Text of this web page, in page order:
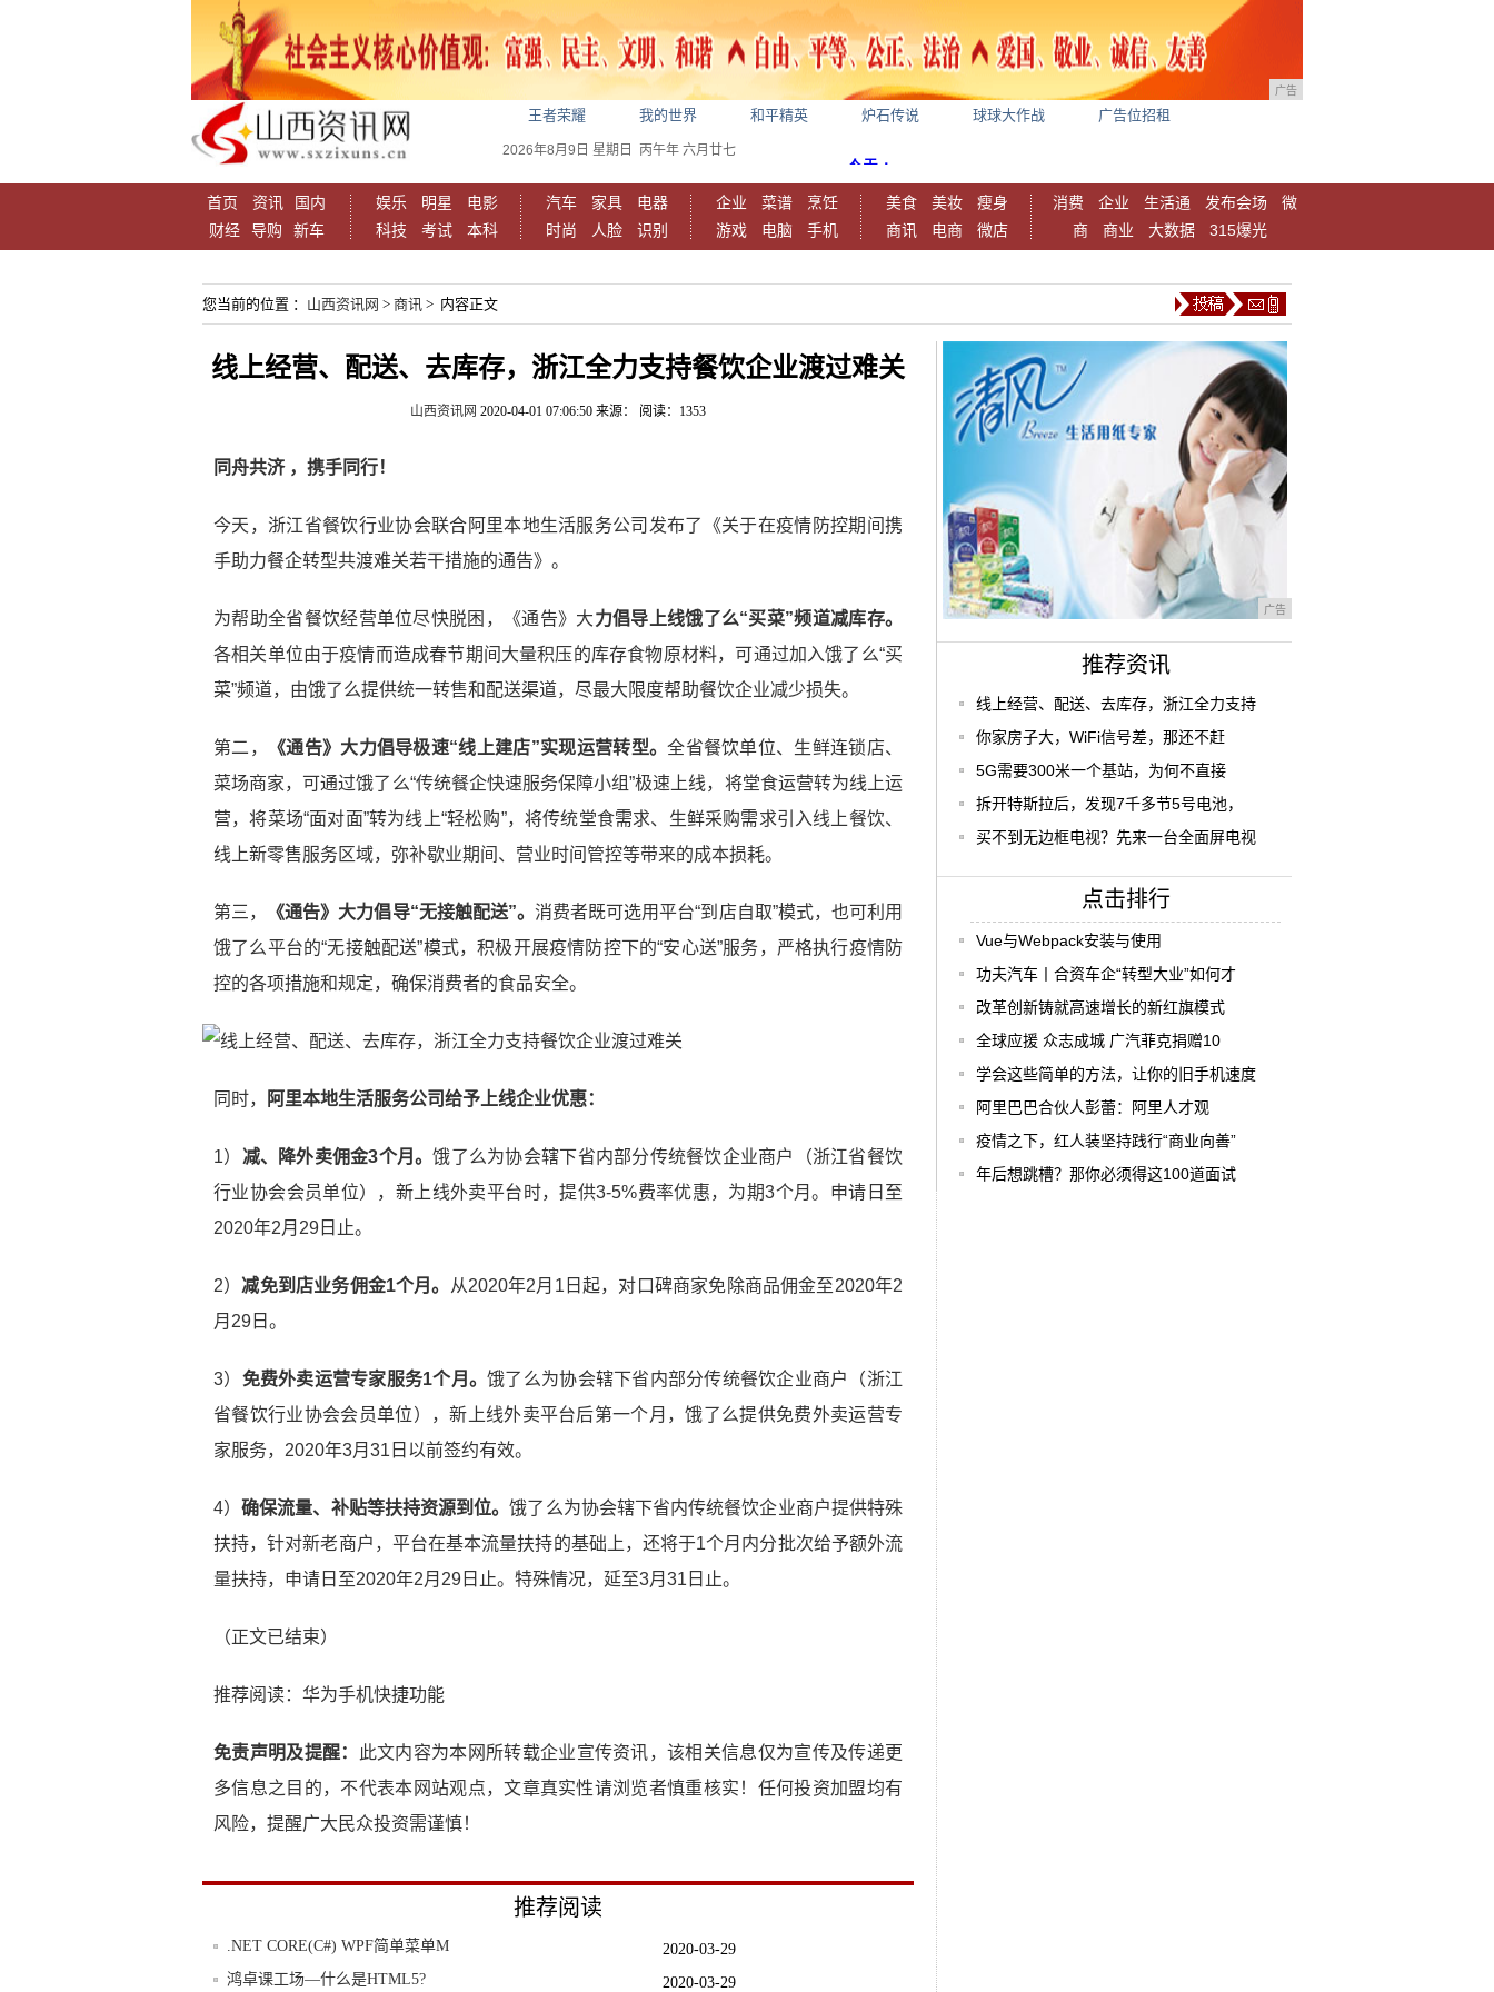
广告
王者荣耀 我的世界 和平精英 炉石传说 球球大作战 广告位招租
2026年8月9日 星期日 丙午年 六月廿七
首页 资讯
国内
财经
导购 新车
娱乐 明星
电影
科技
考试 本科
汽车 家具
电器
时尚
人脸 识别
企业 菜谱
烹饪
游戏
电脑 手机
美食 美妆
瘦身
商讯
电商 微店
消费 企业 生活通 发布会场
微
商
商业 大数据 315爆光
您当前的位置 ： 山西资讯网 > 商讯 > 内容正文
线上经营、配送、去库存，浙江全力支持餐饮企业渡过难关
山西资讯网 2020-04-01 07:06:50 来源： 阅读：1353
同舟共济 ，携手同行！
今天，浙江省餐饮行业协会联合阿里本地生活服务公司发布了《关于在疫情防控期间携
手助力餐企转型共渡难关若干措施的通告》。
为帮助全省餐饮经营单位尽快脱困，《通告》大力倡导上线饿了么“买菜”频道减库存。
各相关单位由于疫情而造成春节期间大量积压的库存食物原材料，可通过加入饿了么“买
菜”频道，由饿了么提供统一转售和配送渠道，尽最大限度帮助餐饮企业减少损失。
第二， 《通告》大力倡导极速“线上建店”实现运营转型。全省餐饮单位、生鲜连锁店、
菜场商家，可通过饿了么“传统餐企快速服务保障小组”极速上线，将堂食运营转为线上运
营，将菜场“面对面”转为线上“轻松购”，将传统堂食需求、生鲜采购需求引入线上餐饮、
线上新零售服务区域，弥补歇业期间、营业时间管控等带来的成本损耗。
第三， 《通告》大力倡导“无接触配送”。 消费者既可选用平台“到店自取”模式，也可利用
饿了么平台的“无接触配送”模式，积极开展疫情防控下的“安心送”服务，严格执行疫情防
控的各项措施和规定，确保消费者的食品安全。
同时， 阿里本地生活服务公司给予上线企业优惠：
1） 减、降外卖佣金3个月。饿了么为协会辖下省内部分传统餐饮企业商户（浙江省餐饮
行业协会会员单位），新上线外卖平台时，提供3-5%费率优惠，为期3个月。申请日至
2020年2月29日止。
2） 减免到店业务佣金1个月。
从2020年2月1日起，对口碑商家免除商品佣金至2020年2
月29日。
3） 免费外卖运营专家服务1个月。饿了么为协会辖下省内部分传统餐饮企业商户（浙江
省餐饮行业协会会员单位），新上线外卖平台后第一个月，饿了么提供免费外卖运营专
家服务，2020年3月31日以前签约有效。
4）确保流量、补贴等扶持资源到位。饿了么为协会辖下省内传统餐饮企业商户提供特殊
扶持，针对新老商户，平台在基本流量扶持的基础上，还将于1个月内分批次给予额外流
量扶持，申请日至2020年2月29日止。特殊情况，延至3月31日止。
（正文已结束）
推荐阅读： 华为手机快捷功能
免责声明及提醒：
此文内容为本网所转载企业宣传资讯，该相关信息仅为宣传及传递更
多信息之目的，不代表本网站观点，文章真实性请浏览者慎重核实！任何投资加盟均有
风险，提醒广大民众投资需谨慎！
推荐阅读
2020-03-29
.NET CORE(C#) WPF简单菜单M
2020-03-29
鸿卓课工场—什么是HTML5?
广告
推荐资讯
线上经营、配送、去库存，浙江全力支持
你家房子大，WiFi信号差，那还不赶
5G需要300米一个基站，为何不直接
拆开特斯拉后，发现7千多节5号电池，
买不到无边框电视？先来一台全面屏电视
点击排行
Vue与Webpack安装与使用
功夫汽车丨合资车企“转型大业”如何才
改革创新铸就高速增长的新红旗模式
全球应援 众志成城 广汽菲克捐赠10
学会这些简单的方法，让你的旧手机速度
阿里巴巴合伙人彭蕾：阿里人才观
疫情之下，红人装坚持践行“商业向善”
年后想跳槽？那你必须得这100道面试